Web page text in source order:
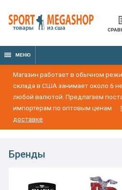
МЕНЮ
Магазин работает в обычном
склада в США занимает около 6
любой валютой. Предлагаем
импортерам по оптовым ценам
доставке
Бренды